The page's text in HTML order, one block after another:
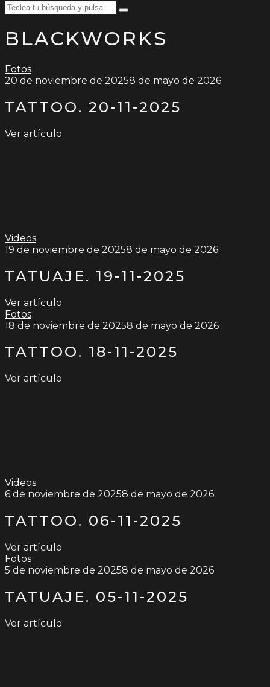
Search
for:
Teclea
búsqueda
y
BLACKWORKS
Fotos
20 de noviembre de 20258 de mayo de 2026
TATTOO. 20-11-2025
Ver artículo
Videos
19 de noviembre de 20258 de mayo de 2026
TATUAJE. 19-11-2025
Ver artículo
Fotos
18 de noviembre de 20258 de mayo de 2026
TATTOO. 18-11-2025
Ver artículo
Videos
6 de noviembre de 20258 de mayo de 2026
TATTOO. 06-11-2025
Ver artículo
Fotos
5 de noviembre de 20258 de mayo de 2026
TATUAJE. 05-11-2025
Ver artículo